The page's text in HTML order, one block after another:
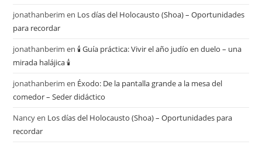
jonathanberim en Los días del Holocausto (Shoa) – Oportunidades
para recordar
jonathanberim en🕯️ Guía práctica: Vivir el año judío en duelo – una
mirada halájica 🕯️
jonathanberim en Éxodo: De la pantalla grande a la mesa del
comedor – Seder didáctico
Nancyen Los días del Holocausto (Shoa) – Oportunidades para
recordar